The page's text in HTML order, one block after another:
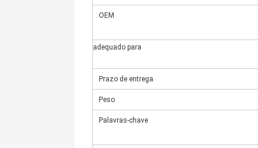
OEM
adequado para
Prazo de entrega
Peso
Palavras-chave